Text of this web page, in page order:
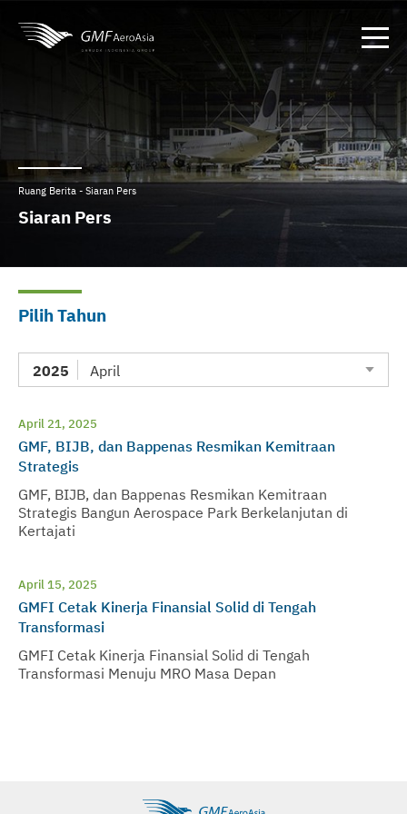
Ruang Berita - Siaran Pers
Siaran Pers
Pilih Tahun
2025 April
April 21, 2025
GMF, BIJB, dan Bappenas Resmikan Kemitraan
Strategis
GMF, BIJB, dan Bappenas Resmikan Kemitraan
Strategis Bangun Aerospace Park Berkelanjutan di
Kertajati
April 15, 2025
GMFI Cetak Kinerja Finansial Solid di Tengah
Transformasi
GMFI Cetak Kinerja Finansial Solid di Tengah
Transformasi Menuju MRO Masa Depan